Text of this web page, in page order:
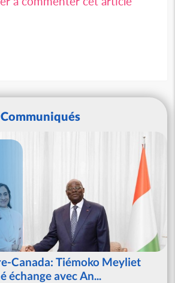
Communiqués
Canada: Tiémoko Meyliet
échange avec An...